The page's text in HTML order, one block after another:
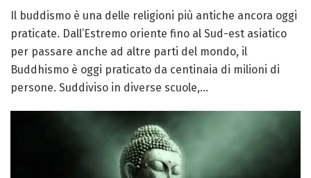
Il buddismo è una delle religioni più antiche ancora oggi
praticate. Dall’Estremo oriente fino al Sud-est asiatico
per passare anche ad altre parti del mondo, il
Buddhismo è oggi praticato da centinaia di milioni di
persone. Suddiviso in diverse scuole,...